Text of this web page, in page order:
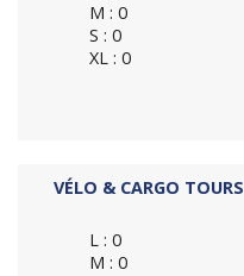
M : 0
S : 0
XL : 0
VÉLO & CARGO TOURS
L : 0
M : 0